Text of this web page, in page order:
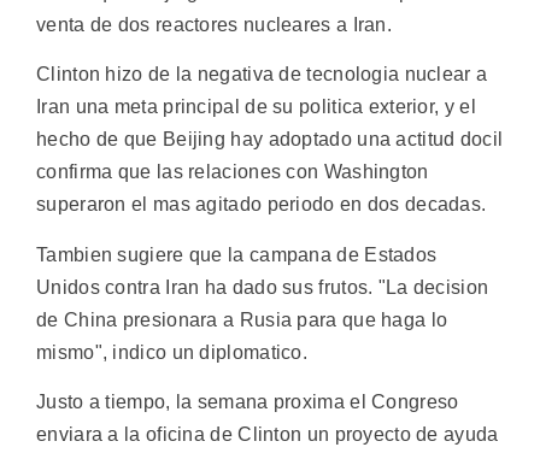
venta de dos reactores nucleares a Iran.
Clinton hizo de la negativa de tecnologia nuclear a
Iran una meta principal de su politica exterior, y el
hecho de que Beijing hay adoptado una actitud docil
confirma que las relaciones con Washington
superaron el mas agitado periodo en dos decadas.
Tambien sugiere que la campana de Estados
Unidos contra Iran ha dado sus frutos. "La decision
de China presionara a Rusia para que haga lo
mismo", indico un diplomatico.
Justo a tiempo, la semana proxima el Congreso
enviara a la oficina de Clinton un proyecto de ayuda